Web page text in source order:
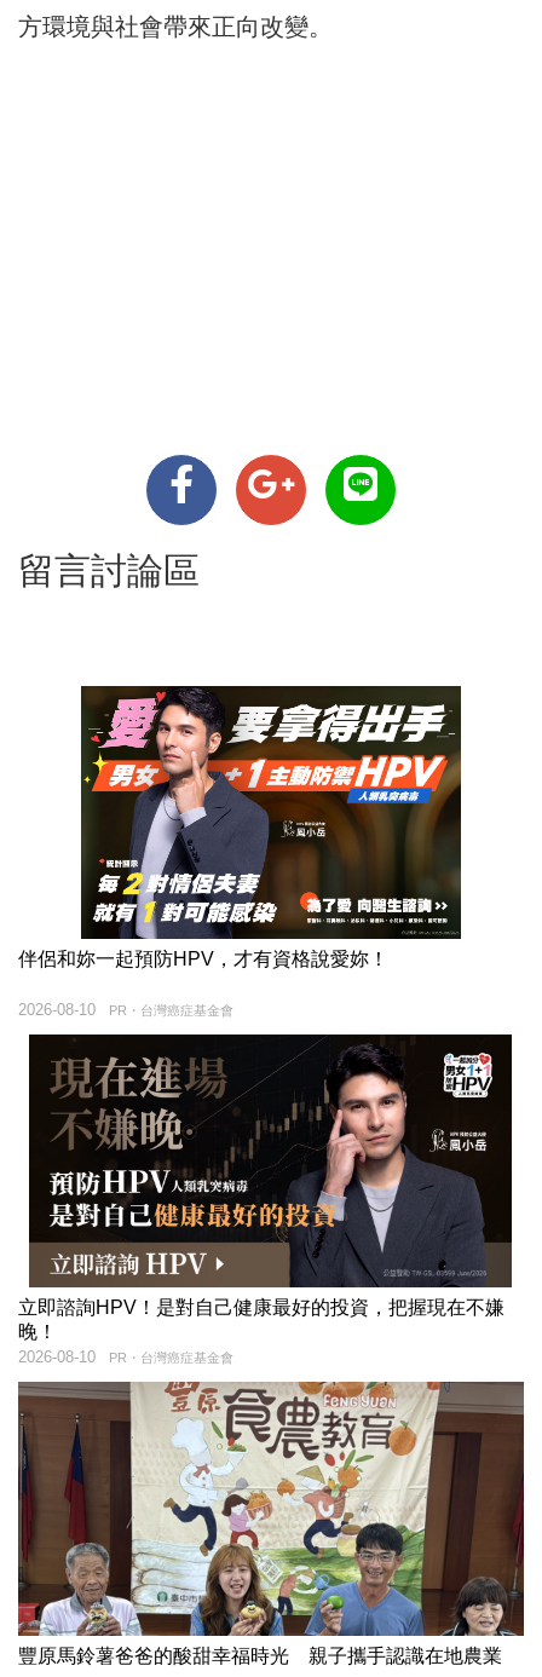
方環境與社會帶來正向改變。
留言討論區
伴侶和妳一起預防HPV，才有資格說愛妳！
PR・台灣癌症基金會
2026-08-10
立即諮詢HPV！是對自己健康最好的投資，把握現在不嫌
晚！
PR・台灣癌症基金會
2026-08-10
豐原馬鈴薯爸爸的酸甜幸福時光 親子攜手認識在地農業